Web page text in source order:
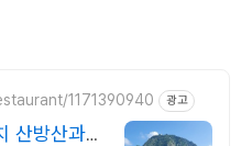
1171390940 광고
산방산과